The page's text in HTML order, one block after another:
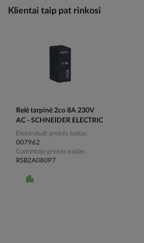
Klientai taip pat rinkosi
Relė tarpinė 2co 8A 230V
AC - SCHNEIDER ELECTRIC
Elektrobalt prekės kodas
007962
Gamintojo prekės kodas
RSB2A080P7